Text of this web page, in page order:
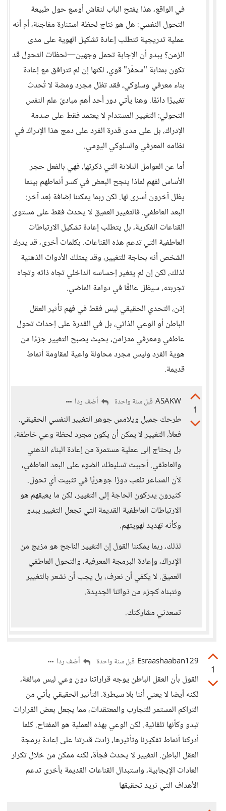
في الواقع، هذا يفتح الباب لنقاش أوسع حول طبيعة
التحول النفسي: هل هو نتاج لحظة استنارة مفاجئة، أم أنه
عملية تدريجية تتطلب إعادة تشكيل الهوية على مدى
الزمن؟ يبدو أن الإجابة تحمل وجهين—لحظات التحول قد
تكون بمثابة "محفّز" قوي، لكنها إن لم تترافق مع إعادة
بناء معرفي وسلوكي، فقد تظل مجرد ومضة لا تُحدث
تغييرًا دائمًا. وهنا يأتي دور أحد أهم مبادئ علم النفس
التحولي: التغيير المستدام لا يعتمد فقط على صدمة
الإدراك، بل على مدى قدرة الفرد على دمج هذا الإدراك في
نظامه المعرفي والسلوكي اليومي.
أما عن العوامل الثلاثة التي ذكرتهاِ، فهي بالفعل حجر
الأساس لفهم لماذا ينجح البعض في كسر أنماطهم بينما
يظل آخرون أسرى لها. لكن ربما يمكننا إضافة بُعد آخر:
البعد العاطفي. فالتغيير العميق لا يحدث فقط على مستوى
القناعات الفكرية، بل يتطلب إعادة تشكيل الارتباطات
العاطفية التي تدعم هذه القناعات. بكلمات أخرى، قد يدرك
الشخص أنه بحاجة للتغيير، وقد يمتلك الأدوات الذهنية
لذلك، لكن إن لم يتغير إحساسه الداخلي تجاه ذاته وتجاه
تجربته، سيظل عالقًا في دوامة الماضي.
إذن، التحدي الحقيقي ليس فقط في فهم تأثير العقل
الباطن أو الوعي الذاتي، بل في القدرة على إحداث تحول
عاطفي ومعرفي متزامن، بحيث يصبح التغيير جزءًا من
هوية الفرد وليس مجرد محاولة واعية لمقاومة أنماط
قديمة.
1
ASAKW قبل سنة واحدة أضف ردا
طرحك جميل ويلامس جوهر التغيير النفسي الحقيقي.
فعلاً، التغيير لا يمكن أن يكون مجرد لحظة وعي خاطفة،
بل يحتاج إلى عملية مستمرة من إعادة البناء الذهني
والعاطفي. أحببت تسليطك الضوء على البعد العاطفي،
لأن المشاعر تلعب دورًا جوهريًا في تثبيت أي تحول.
كثيرون يدركون الحاجة إلى التغيير، لكن ما يعيقهم هو
الارتباطات العاطفية القديمة التي تجعل التغيير يبدو
وكأنه تهديد لهويتهم.
لذلك، ربما يمكننا القول إن التغيير الناجح هو مزيج من
الإدراك، وإعادة البرمجة المعرفية، والتحول العاطفي
العميق. لا يكفي أن نعرف، بل يجب أن نشعر بالتغيير
ونتبناه كجزء من ذواتنا الجديدة.
تسعدني مشاركتك.
1
Esraashaaban129 قبل سنة واحدة أضف ردا
القول بأن العقل الباطن يوجه قراراتنا دون وعي ليس مبالغة،
لكنه أيضا لا يعني أننا بلا سيطرة. التأثير الحقيقي يأتي من
التراكم المستمر للتجارب والمعتقدات، مما يجعل بعض القرارات
تبدو وكأنها تلقائية. لكن الوعي بهذه العملية هو المفتاح. كلما
أدركنا أنماط تفكيرنا وتأثيرها، زادت قدرتنا على إعادة برمجة
العقل الباطن. التغيير لا يحدث فجأة، لكنه ممكن من خلال تكرار
العادات الإيجابية، واستبدال القناعات القديمة بأخرى تدعم
الأهداف التي نريد تحقيقها